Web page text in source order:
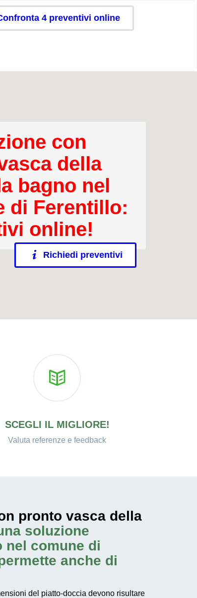
4 preventivi online
con
della
bagno nel
di Ferentillo:
online!
Richiedi preventivi
SCEGLI IL MIGLIORE!
Valuta referenze e feedback
pronto vasca della
soluzione
nel comune di
anche di
del piatto-doccia devono risultare